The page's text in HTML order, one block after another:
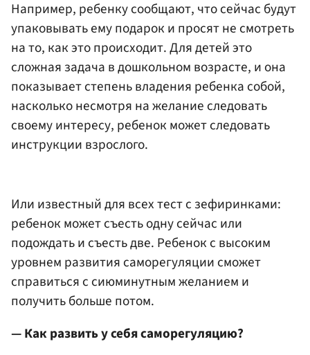
Например, ребенку сообщают, что сейчас будут
упаковывать ему подарок и просят не смотреть
на то, как это происходит. Для детей это
сложная задача в дошкольном возрасте, и она
показывает степень владения ребенка собой,
насколько несмотря на желание следовать
своему интересу, ребенок может следовать
инструкции взрослого.
Или известный для всех тест с зефиринками:
ребенок может съесть одну сейчас или
подождать и съесть две. Ребенок с высоким
уровнем развития саморегуляции сможет
справиться с сиюминутным желанием и
получить больше потом.
— Как развить у себя саморегуляцию?